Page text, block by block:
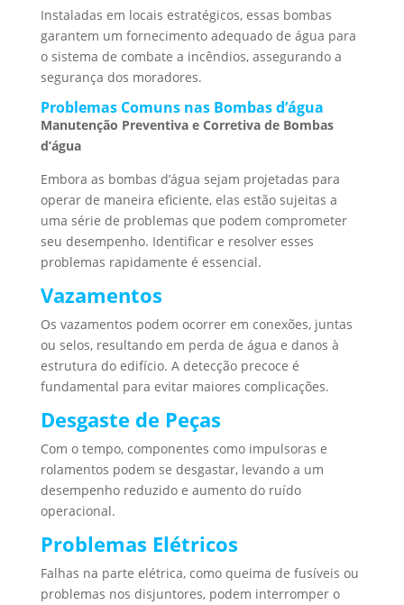
Instaladas em locais estratégicos, essas bombas
garantem um fornecimento adequado de água para
o sistema de combate a incêndios, assegurando a
segurança dos moradores.
Problemas Comuns nas Bombas d’água
Manutenção Preventiva e Corretiva de Bombas
d’água
Embora as bombas d’água sejam projetadas para
operar de maneira eficiente, elas estão sujeitas a
uma série de problemas que podem comprometer
seu desempenho. Identificar e resolver esses
problemas rapidamente é essencial.
Vazamentos
Os vazamentos podem ocorrer em conexões, juntas
ou selos, resultando em perda de água e danos à
estrutura do edifício. A detecção precoce é
fundamental para evitar maiores complicações.
Desgaste de Peças
Com o tempo, componentes como impulsoras e
rolamentos podem se desgastar, levando a um
desempenho reduzido e aumento do ruído
operacional.
Problemas Elétricos
Falhas na parte elétrica, como queima de fusíveis ou
problemas nos disjuntores, podem interromper o